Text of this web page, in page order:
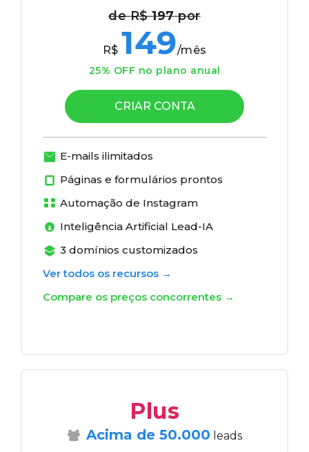
de R$197por
R$ 149/mês
25% OFF no plano anual
CRIAR CONTA
E-mails ilimitados
Páginas e formulários prontos
Automação de Instagram
Inteligência Artificial Lead-IA
3 domínios customizados
Ver todos os recursos →
Compare os preços concorrentes →
Plus
Acima de 50.000 leads